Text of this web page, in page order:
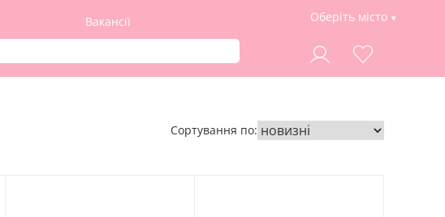
Вакансії Оберіть місто
Сортування по: